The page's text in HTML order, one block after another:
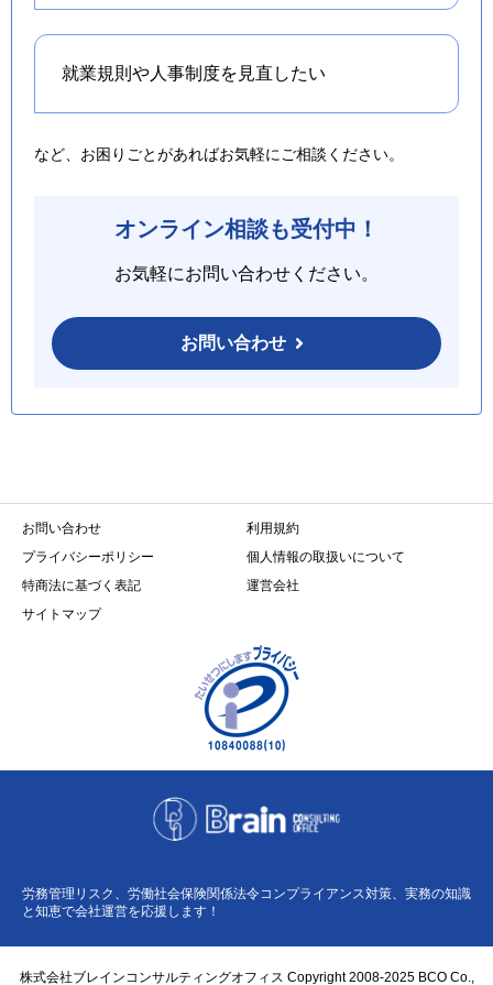
就業規則や人事制度を 見直したい
など、お困りごとがあればお気軽にご相談ください。
オンライン相談も受付中！
お気軽にお問い合わせください。
お問い合わせ
お問い合わせ
利用規約
プライバシーポリシー
個人情報の取扱いについて
特商法に基づく表記
運営会社
サイトマップ
労務管理リスク、労働社会保険関係法令コンプライアンス対策、実務の知識
と知恵で会社運営を応援します！
株式会社ブレインコンサルティングオフィス Copyright 2008-2025 BCO Co.,